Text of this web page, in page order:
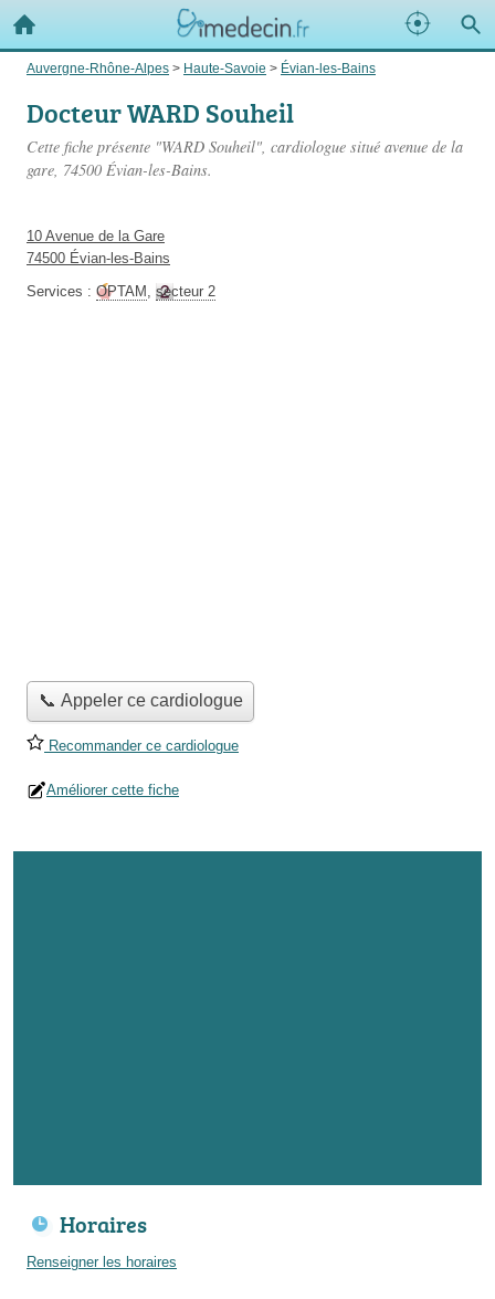
Auvergne-Rhône-Alpes > Haute-Savoie > Évian-les-Bains
Docteur WARD Souheil
Cette fiche présente "WARD Souheil", cardiologue situé avenue de la
gare, 74500 Évian-les-Bains.
10 Avenue de la Gare
74500 Évian-les-Bains
Services : OPTAM , secteur 2
📞 Appeler ce cardiologue
Recommander ce cardiologue
Améliorer cette fiche
Horaires
Renseigner les horaires